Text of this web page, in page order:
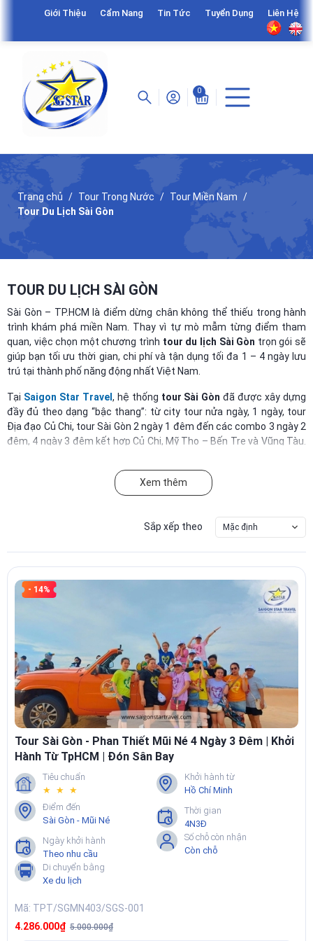
Giới Thiệu Cẩm Nang Tin Tức Tuyển Dụng Liên Hệ
0
Trang chủ Tour Trong Nước
Tour Miền Nam
Tour Du Lịch Sài Gòn
TOUR DU LỊCH SÀI GÒN
Sài Gòn – TP.HCM là điểm dừng chân không thể thiếu trong hành
trình khám phá miền Nam. Thay vì tự mò mẫm từng điểm tham
quan, việc chọn một chương trình tour du lịch Sài Gòn trọn gói sẽ
giúp bạn tối ưu thời gian, chi phí và tận dụng tối đa 1 – 4 ngày lưu
trú tại thành phố năng động nhất Việt Nam.
Tại Saigon Star Travel , hệ thống tour Sài Gòn đã được xây dựng
đầy đủ theo dạng “bậc thang”: từ city tour nửa ngày, 1 ngày, tour
Địa đạo Củ Chi, tour Sài Gòn 2 ngày 1 đêm đến các combo 3 ngày 2
đêm, 4 ngày 3 đêm kết hợp Củ Chi, Mỹ Tho – Bến Tre và Vũng Tàu.
bạch, phù hợp cả khách lẻ lẫn đoàn.
Danh mục này tổng hợp toàn bộ sản phẩmtour du lịch Sài Gòn
mà
theo quỹ thời gian.
1. Tour Sài Gòn City Nửa Ngày
Phù hợp khách có ít thời gian, khách công tác tranh thủ buổi sáng
hoặc buổi chiều. Chương trình thường kết hợp các điểm tiêu biểu
như Nhà thờ Đức Bà, Bưu điện Trung tâm, Dinh Thống Nhất, Bảo
tàng hoặc phố đi bộ.
📌Xem chi tiết tại: Tour Sài Gòn City nửa ngày
Dòng sản phẩm city tour kinh điển dành cho khách lần đầu đến Sài
Gòn. Lịch trình thường bao gồm: Dinh Thống Nhất, Bảo tàng Chứng
Xem thêm
Sắp xếp theo Mặc định
- 14%
Tour Sài Gòn - Phan Thiết Mũi Né 4 Ngày 3 Đêm | Khởi
Hành Từ TpHCM | Đón Sân Bay
Tiêu chuẩn
★ ★ ★
Khởi hành từ
Hồ Chí Minh
Điểm đến
Sài Gòn - Mũi Né
Thời gian
4N3Đ
Ngày khởi hành
Theo nhu cầu
Số chỗ còn nhận
Còn chỗ
Di chuyển bằng
Xe du lịch
Mã: TPT/SGMN403/SGS-001
4.286.000₫ 5.000.000₫